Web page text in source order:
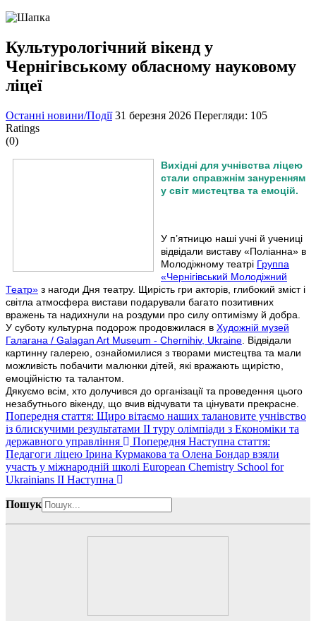
Культурологічний вікенд у
Чернігівському обласному науковому
ліцеї
Останні новини/Події 31 березня 2026 Перегляди: 105
Ratings
(0)
Вихідні для учнівства ліцею
стали справжнім зануренням
у світ мистецтва та емоцій.
У п’ятницю наші учні й учениці
відвідали виставу «Поліанна» в
Молодіжному театрі Группа
«Чернігівський Молодіжний
Театр» з нагоди Дня театру. Щирість гри акторів, глибокий зміст і
світла атмосфера вистави подарували багато позитивних
вражень та надихнули на роздуми про силу оптимізму й добра.
У суботу культурна подорож продовжилася в Художній музей
Галагана / Galagan Art Museum - Chernihiv, Ukraine . Відвідали
картинну галерею, ознайомилися з творами мистецтва та мали
можливість побачити малюнки дітей, які вражають щирістю,
емоційністю та талантом.
Дякуємо всім, хто долучився до організації та проведення цього
незабутнього вікенду, що вчив відчувати та цінувати прекрасне.
Попередня стаття: Щиро вітаємо наших талановите учнівство
із блискучими результатами ІІ туру олімпіади з Економіки та
державного управління
Попередня Наступна стаття:
Педагоги ліцею Ірина Курмакова та Олена Бондар взяли
участь у міжнародній школі European Chemistry School for
Ukrainians II Наступна
Пошук